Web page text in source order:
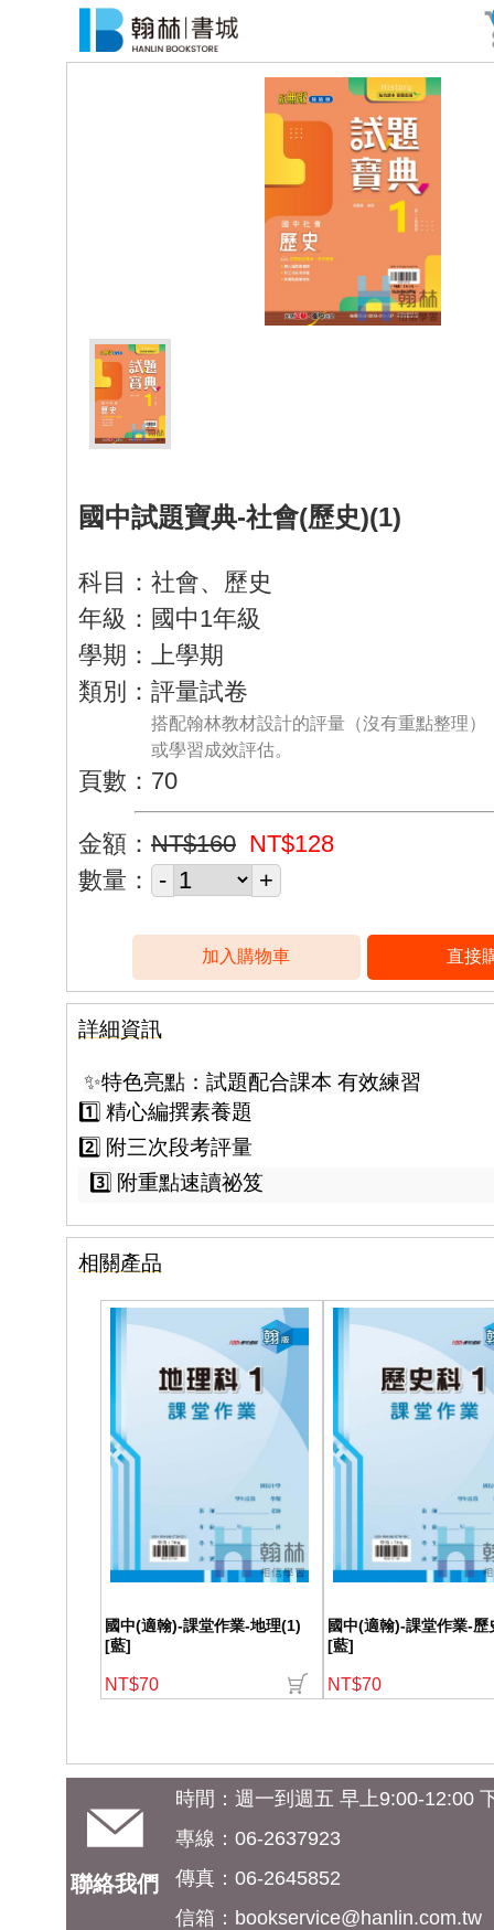
國中試題寶典-社會(歷史)(1)
科目：社會、歷史
年級：國中1年級
學期：上學期
類別：評量試卷
搭配翰林教材設計的評量（沒有重點整理）
或學習成效評估。
頁數：70
金額： NT$160 NT$128
數量：
詳細資訊
✨特色亮點：試題配合課本 有效練習
1️⃣ 精心編撰素養題
2️⃣ 附三次段考評量
3️⃣ 附重點速讀祕笈
相關產品
國中(適翰)-課堂作業-地理(1)
[藍]
NT$70
國中(適翰)-課堂作業-歷
[藍]
NT$70
聯絡我們
時間：週一到週五 早上9:00-12:00
專線：06-2637923
傳真：06-2645852
信箱： bookservice@hanlin.com.tw